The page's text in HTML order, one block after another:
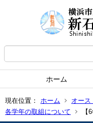
ホーム
現在位置： ホーム
オース
各学年の取組について